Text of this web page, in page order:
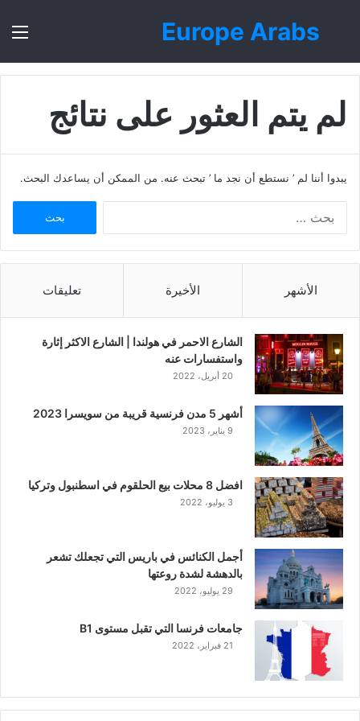
Europe Arabs
بحث
لم يتم العثور على نتائج
يبدوا أننا لم ’ نستطع أن نجد ما ’ تبحث عنه. من الممكن أن يساعدك البحث.
الأشهر الأخيرة تعليقات
الشارع الاحمر في هولندا | الشارع الاكثر إثارة
واستفسارات عنه
20 أبريل، 2022
أشهر 5 مدن فرنسية قريبة من سويسرا 2023
9 يناير، 2023
افضل 8 محلات بيع الحلقوم في اسطنبول وتركيا
3 يوليو، 2022
أجمل الكنائس في باريس التي تجعلك تشعر
بالدهشة لشدة روعتها
29 يوليو، 2022
جامعات فرنسا التي تقبل مستوى B1
21 فبراير، 2022